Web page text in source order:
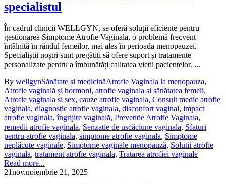
specialistul
În cadrul clinicii WELLGYN, se oferă soluții eficiente pentru
gestionarea Simptome Atrofie Vaginala, o problemă frecvent
întâlnită în rândul femeilor, mai ales în perioada menopauzei.
Specialiștii noștri sunt pregătiți să ofere suport și tratamente
personalizate pentru a îmbunătăți calitatea vieții pacientelor. ...
By wellgynSănătate și medicinăAtrofie Vaginala la menopauza,
Atrofie vaginală și hormoni, atrofie vaginala si sănătatea femeii,
Atrofie vaginala si sex, cauze atrofie vaginala, Consult medic atrofie
vaginala, diagnostic atrofie vaginala, disconfort vaginal, impact
atrofie vaginala,îngrijire vaginală, Preventie Atrofie Vaginala,
remedii atrofie vaginala, Senzatie de uscăciune vaginala, Sfaturi
pentru atrofie vaginala, simptome atrofie vaginala, Simptome
neplăcute vaginale, Simptome vaginale menopauză, Solutii atrofie
vaginala, tratament atrofie vaginala, Tratarea atrofiei vaginale
Read more...
21nov.noiembrie 21, 2025